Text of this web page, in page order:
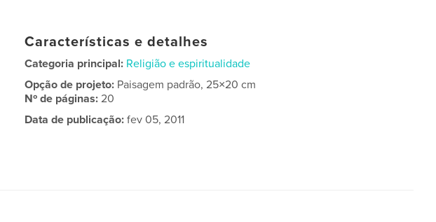
Características e detalhes
Categoria principal: Religião e espiritualidade
Opção de projeto: Paisagem padrão, 25×20 cm
Nº de páginas:20
Data de publicação: fev 05, 2011